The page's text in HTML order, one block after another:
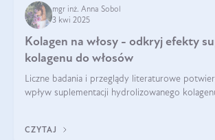
mgr inż. Anna Sobol
3 kwi 2025
Kolagen na włosy - odkryj efekty
kolagenu do włosów
Liczne badania i przeglądy literaturowe
wpływ suplementacji hydrolizowanego
CZYTAJ